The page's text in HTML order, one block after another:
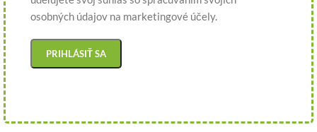
osobných údajov na marketingové účely.